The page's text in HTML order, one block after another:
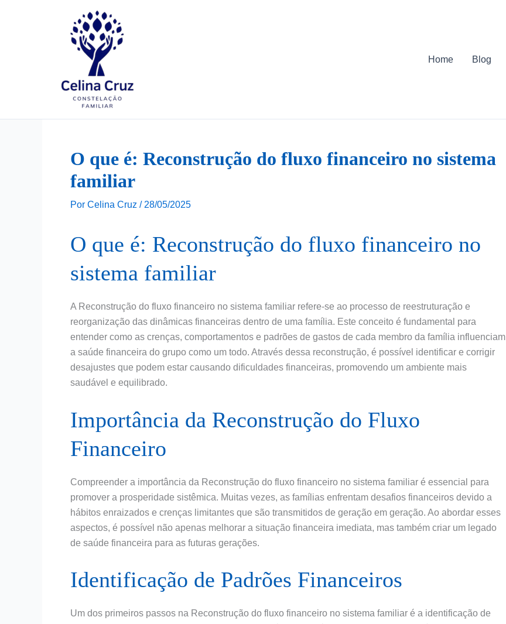
Home Blog
O que é: Reconstrução do fluxo financeiro no sistema
familiar
Por Celina Cruz / 28/05/2025
O que é: Reconstrução do fluxo financeiro no
sistema familiar
A Reconstrução do fluxo financeiro no sistema familiar refere-se ao processo de reestruturação e
reorganização das dinâmicas financeiras dentro de uma família. Este conceito é fundamental para
entender como as crenças, comportamentos e padrões de gastos de cada membro da família influenciam
a saúde financeira do grupo como um todo. Através dessa reconstrução, é possível identificar e corrigir
desajustes que podem estar causando dificuldades financeiras, promovendo um ambiente mais
saudável e equilibrado.
Importância da Reconstrução do Fluxo
Financeiro
Compreender a importância da Reconstrução do fluxo financeiro no sistema familiar é essencial para
promover a prosperidade sistêmica. Muitas vezes, as famílias enfrentam desafios financeiros devido a
hábitos enraizados e crenças limitantes que são transmitidos de geração em geração. Ao abordar esses
aspectos, é possível não apenas melhorar a situação financeira imediata, mas também criar um legado
de saúde financeira para as futuras gerações.
Identificação de Padrões Financeiros
Um dos primeiros passos na Reconstrução do fluxo financeiro no sistema familiar é a identificação de